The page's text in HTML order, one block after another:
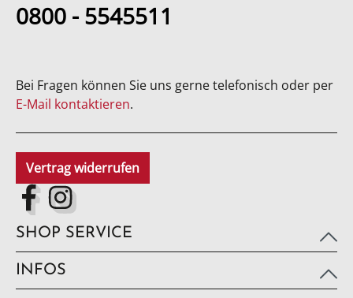
0800 - 5545511
Bei Fragen können Sie uns gerne telefonisch oder per
E-Mail kontaktieren.
Vertrag widerrufen
SHOP SERVICE
INFOS